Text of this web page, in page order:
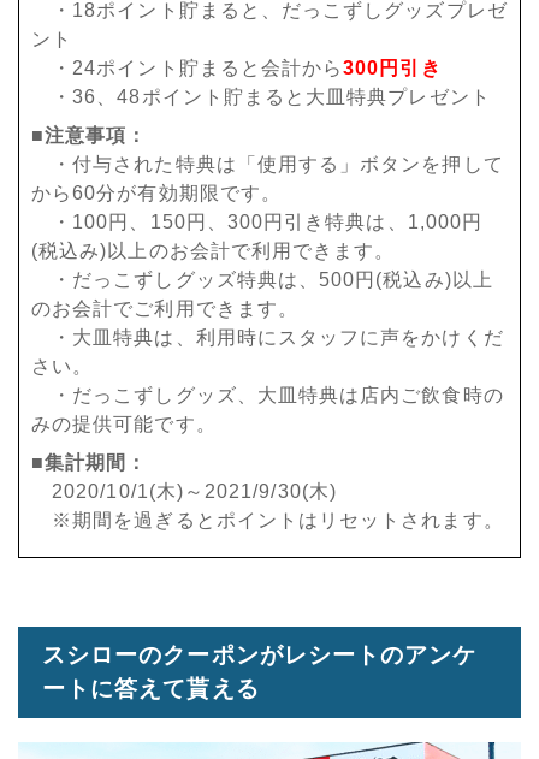
・18ポイント貯まると、だっこずしグッズプレゼ
ント
・24ポイント貯まると会計から300円引き
・36、48ポイント貯まると大皿特典プレゼント
■注意事項：
・付与された特典は「使用する」ボタンを押して
から60分が有効期限です。
・100円、150円、300円引き特典は、1,000円
(税込み)以上のお会計で利用できます。
・だっこずしグッズ特典は、500円(税込み)以上
のお会計でご利用できます。
・大皿特典は、利用時にスタッフに声をかけくだ
さい。
・だっこずしグッズ、大皿特典は店内ご飲食時の
みの提供可能です。
■集計期間：
2020/10/1(木)～2021/9/30(木)
※期間を過ぎるとポイントはリセットされます。
スシローのクーポンがレシートのアンケ
ートに答えて貰える